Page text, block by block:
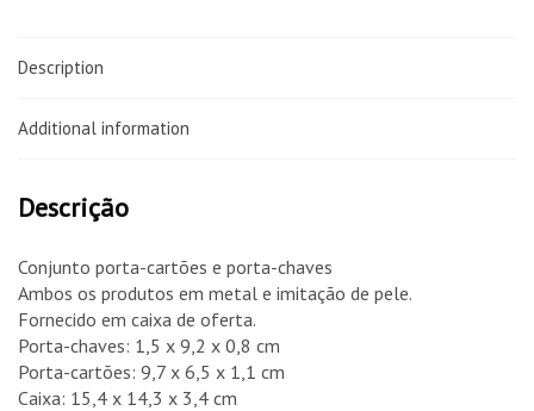
Description
Additional information
Descrição
Conjunto porta-cartões e porta-chaves
Ambos os produtos em metal e imitação de pele.
Fornecido em caixa de oferta.
Porta-chaves: 1,5 x 9,2 x 0,8 cm
Porta-cartões: 9,7 x 6,5 x 1,1 cm
Caixa: 15,4 x 14,3 x 3,4 cm